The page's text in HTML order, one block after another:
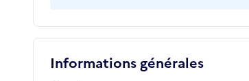
Informations générales